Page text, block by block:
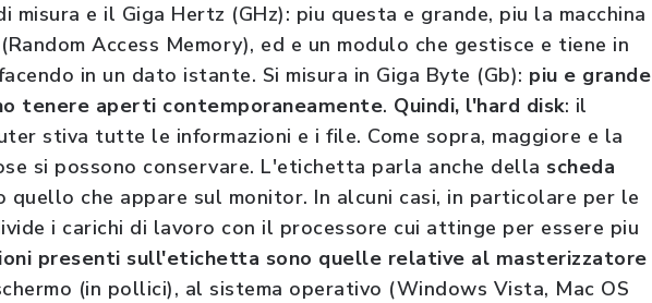
misura e il Giga Hertz (GHz): piu questa e grande, piu la macchina
(Random Access Memory), ed e un modulo che gestisce e tiene in
in un dato istante. Si misura in Giga Byte (Gb): piu e grande
tenere aperti contemporaneamente. Quindi, l'hard disk: il
stiva tutte le informazioni e i file. Come sopra, maggiore e la
si possono conservare. L'etichetta parla anche della scheda
quello che appare sul monitor. In alcuni casi, in particolare per le
i carichi di lavoro con il processore cui attinge per essere piu
presenti sull'etichetta sono quelle relative al masterizzatore
(in pollici), al sistema operativo (Windows Vista, Mac OS